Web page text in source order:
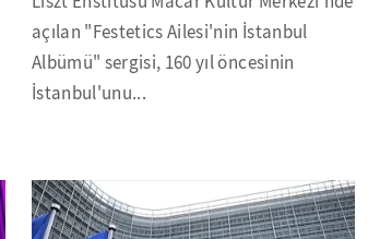
açılan "Festetics Ailesi'nin İstanbul
Albümü" sergisi, 160 yıl öncesinin
İstanbul'unu...